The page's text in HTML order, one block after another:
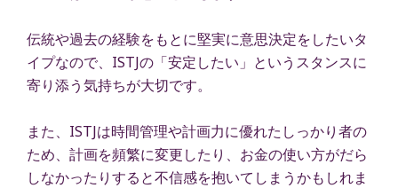
伝統や過去の経験をもとに堅実に意思決定をしたいタ
イプなので、ISTJの「安定したい」というスタンスに
寄り添う気持ちが大切です。
また、ISTJは時間管理や計画力に優れたしっかり者の
ため、計画を頻繁に変更したり、お金の使い方がだら
しなかったりすると不信感を抱いてしまうかもしれま